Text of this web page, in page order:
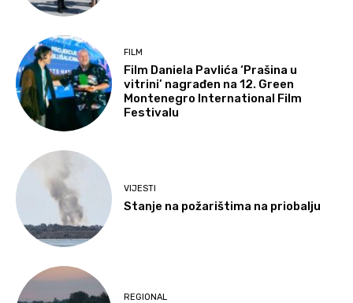
FILM
Film Daniela Pavlića ‘Prašina u
vitrini’ nagrađen na 12. Green
Montenegro International Film
Festivalu
VIJESTI
Stanje na požarištima na priobalju
REGIONAL